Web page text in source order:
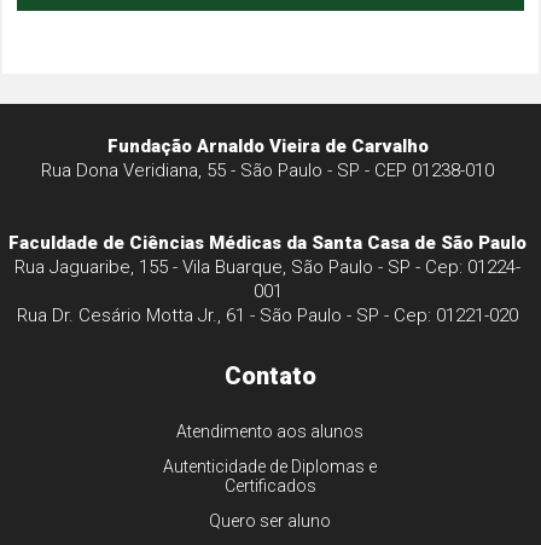
Fundação Arnaldo Vieira de Carvalho
Rua Dona Veridiana, 55 - São Paulo - SP - CEP 01238-010
Faculdade de Ciências Médicas da Santa Casa de São Paulo
Rua Jaguaribe, 155 - Vila Buarque, São Paulo - SP - Cep: 01224-
001
Rua Dr. Cesário Motta Jr., 61 - São Paulo - SP - Cep: 01221-020
Contato
Atendimento aos alunos
Autenticidade de Diplomas e
Certificados
Quero ser aluno